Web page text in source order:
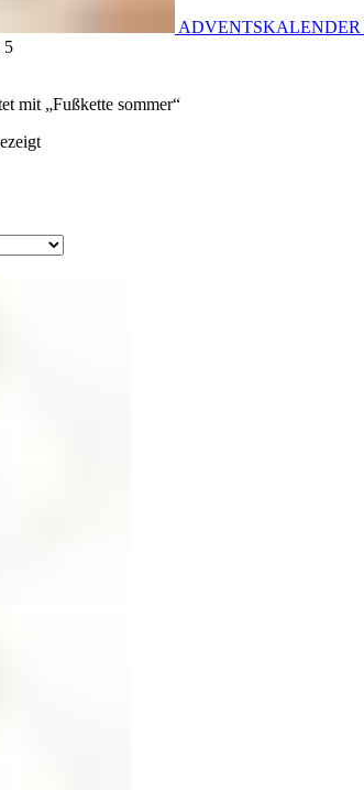
ADVENTSKALENDER
5
mit „Fußkette sommer“